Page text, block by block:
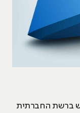
ברשת החברתית